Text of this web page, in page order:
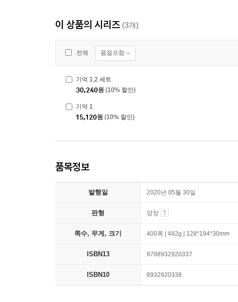
이 상품의 시리즈 (3개)
전체 품절포함
기억 1,2 세트
30,240원 (10% 할인)
기억 1
15,120원 (10% 할인)
품목정보
발행일 2020년 05월 30일
판형 양장
쪽수, 무게, 크기 400쪽 | 482g | 128*194*30mm
ISBN13 9788932920337
ISBN10 8932920338